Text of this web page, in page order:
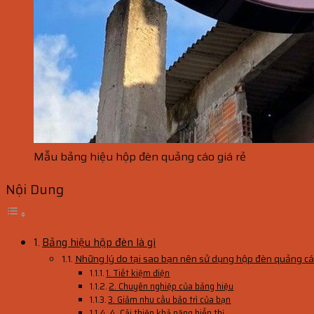
Mẫu bảng hiệu hộp đèn quảng cáo giá rẻ
Nội Dung
Bảng hiệu hộp đèn là gì
Những lý do tại sao bạn nên sử dụng hộp đèn quảng
1. Tiết kiệm điện
2. Chuyên nghiệp của bảng hiệu
3. Giảm nhu cầu bảo trì của bạn